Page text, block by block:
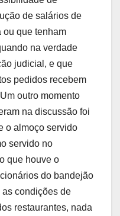
de salários de
ou que tenham
na verdade
judicial, e que
pedidos recebem
outro momento
na discussão foi
o almoço servido
servido no
que houve o
do bandejão
condições de
restaurantes, nada